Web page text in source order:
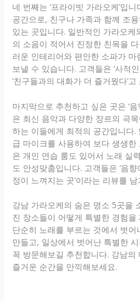
네 번째는 ‘프라이빗 가라오케’입
공간으로, 친구나 가족과 함께 조
있는 곳입니다. 일반적인 가라오
의 소음이 적어서 진정한 친목을
러운 인테리어와 편안한 소파가
보낼 수 있습니다. 고객들은 ‘사적
‘친구들과의 대화가 더 즐거웠다’
마지막으로 추천하고 싶은 곳은 ‘
은 최신 음악과 다양한 장르의 곡
하는 이들에게 최적의 공간입니다
급 마이크를 사용하여 보다 생생
은 개인 연습 룸도 있어서 노래 실
도 안성맞춤입니다. 고객들은 ‘음향
정이 느껴지는 곳’이라는 리뷰를
강남 가라오케의 숨은 명소 5곳을
진 장소들이 어떻게 특별한 경험
단순히 노래를 부르는 것에서 벗
만들고, 일상에서 벗어난 특별한
꼭 방문해보길 추천합니다. 강남
즐거운 순간을 만끽해보세요.